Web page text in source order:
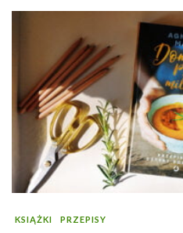
KSIĄŻKI PRZEPISY